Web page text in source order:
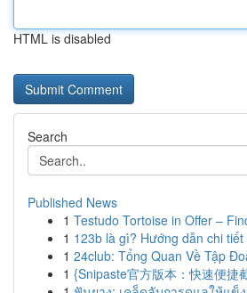
HTML is disabled
Search
Published News
1 Testudo Tortoise in Offer –
1 123b là gì? Hướng dẫn chi
1 24club: Tổng Quan Về Tập
1 {Snipaste官方版本：快速便捷